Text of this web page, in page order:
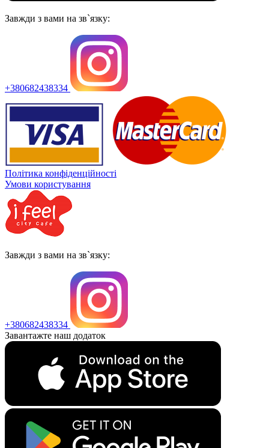
Завжди з вами на зв`язку:
+380682438334
Політика конфіденційності
Умови користування
Завжди з вами на зв`язку:
+380682438334
Завантажте наш додаток